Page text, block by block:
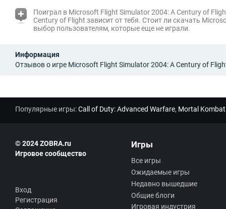
Поиграл в Microsoft Flight Simulator 2004: A Century of
Century of Flight зависит от тебя. Стоит ли скачать
выбор пользователям, которые еще не играли.
Информация
Отзывов о игре Microsoft Flight Simulator 2004: A Century of
Популярные игры:Call of Duty: Advanced Warfare, Mortal
© 2024 ZOBRA.ru
Игровое сообщество
Вход
Регистрация
Игры
Все игры
Ожидаемые игры
Недавно вышедшие
Общие блоги
Игровая индустрия